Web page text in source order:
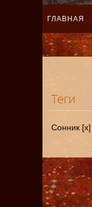
ГЛАВНАЯ
Теги
Сонник [x]